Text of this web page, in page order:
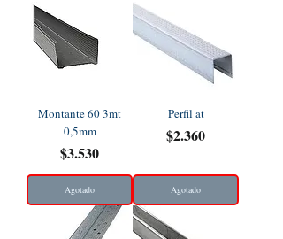
Montante 60 3mt
0,5mm
Precio
$3.530
Agotado
Perfil at
Precio
$2.360
Agotado